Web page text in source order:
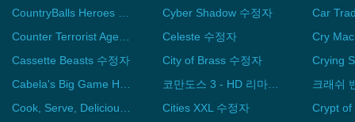
CountryBalls Heroes 수정자
Cyber Shadow 수정자
Counter Terrorist Agency 수정자
Celeste 수정자
Cry
Cassette Beasts 수정자
City of Brass 수정자
Crying
Cabela's Big Game Hunter Pro Hunts 수정자
코만도스 3 - HD 리마스터 수정자
Cook, Serve, Delicious! 3?! 수정자
Cities XXL 수정자